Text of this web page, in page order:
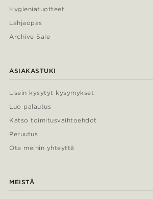
Hygieniatuotteet
Lahjaopas
Archive Sale
ASIAKASTUKI
Usein kysytyt kysymykset
Luo palautus
Katso toimitusvaihtoehdot
Peruutus
Ota meihin yhteyttä
MEISTÄ